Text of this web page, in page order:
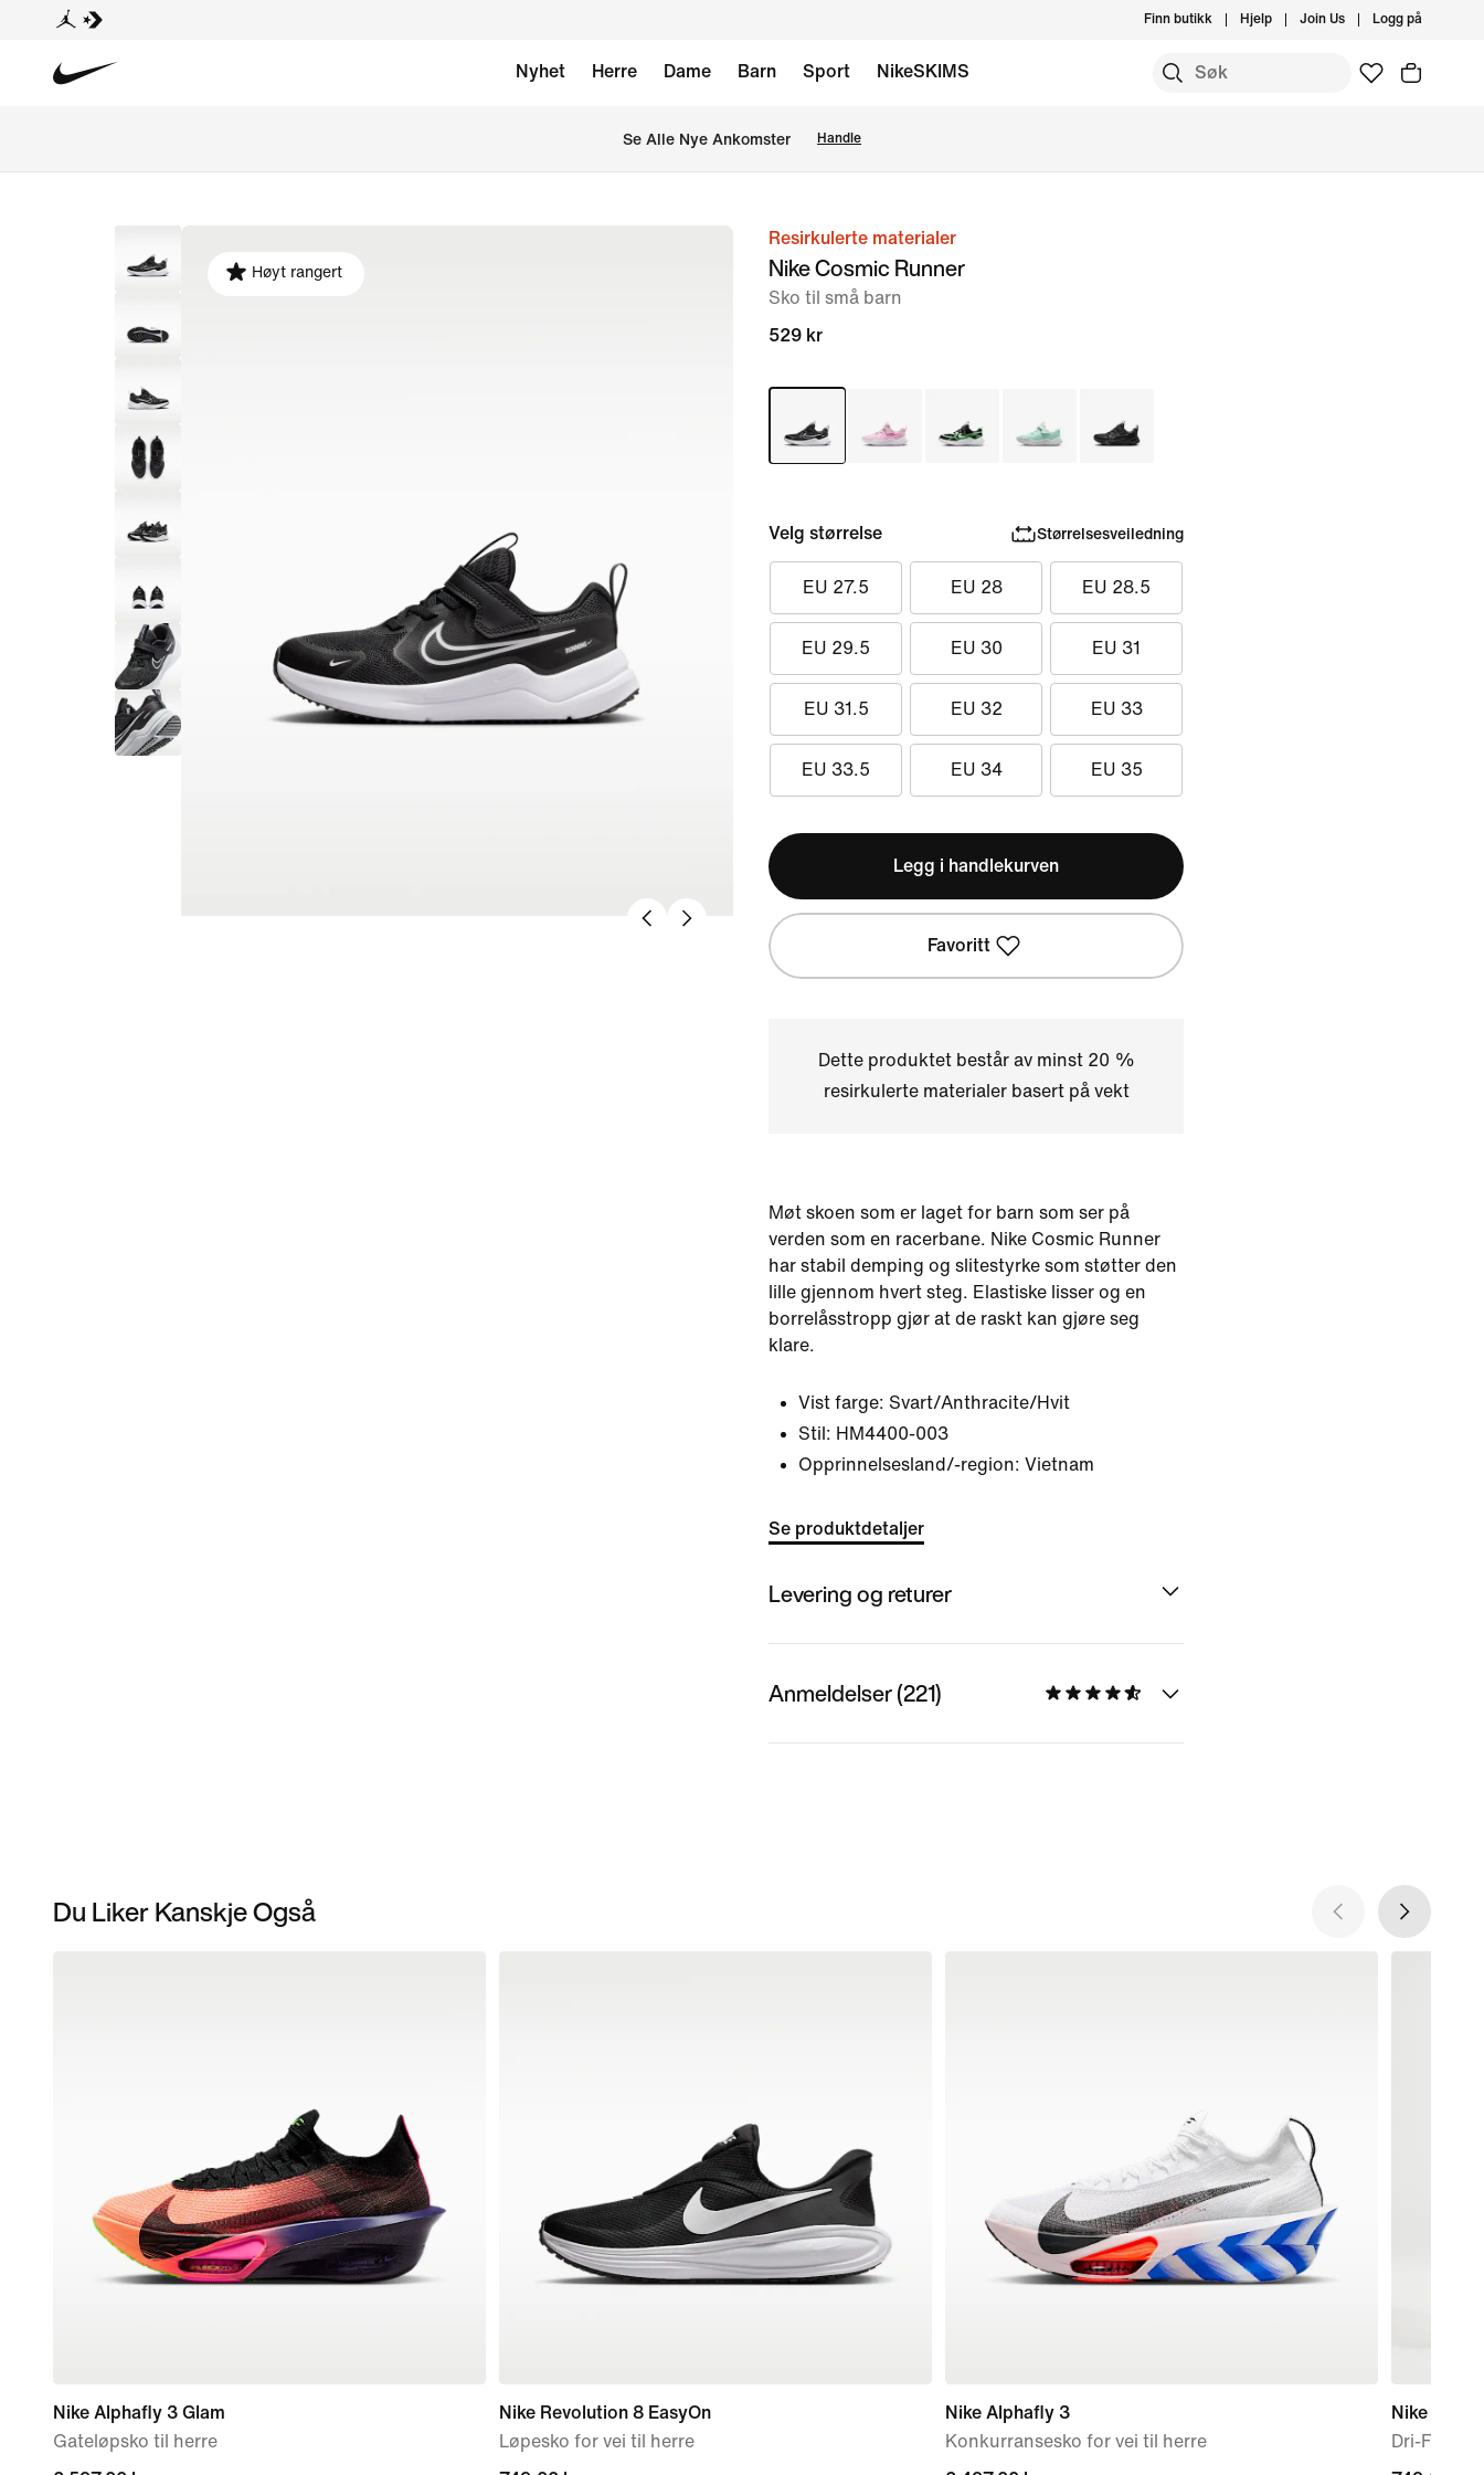
Finn butikk Hjelp Join Us Logg på
Nyhet Herre Dame Barn Sport NikeSKIMS
Se Alle Nye Ankomster Handle
bilde
Høyt rangert
Resirkulerte materialer
Nike Cosmic Runner
Sko til små barn
529 kr
Velg størrelse Størrelsesveiledning
EU 27.5 EU 28 EU 28.5
EU 29.5 EU 30 EU 31
EU 31.5 EU 32 EU 33
EU 33.5 EU 34 EU 35
Legg i handlekurven
Favoritt
Dette produktet består av minst 20 %
resirkulerte materialer basert på vekt
Møt skoen som er laget for barn som ser på
verden som en racerbane. Nike Cosmic Runner
har stabil demping og slitestyrke som støtter den
lille gjennom hvert steg. Elastiske lisser og en
borrelåsstropp gjør at de raskt kan gjøre seg
klare.
Vist farge: Svart/Anthracite/Hvit
Stil: HM4400-003
Opprinnelsesland/-region: Vietnam
Se produktdetaljer
Levering og returer
Anmeldelser (221)
Du Liker Kanskje Også
Nike Alphafly 3 Glam
Gateløpsko til herre
Nike Revolution 8 EasyOn
Løpesko for vei til herre
Nike Alphafly 3
Konkurransesko for vei til herre
Nike Swift
Dri-FIT 2-